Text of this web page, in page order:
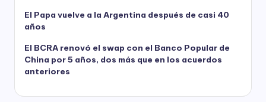
El Papa vuelve a la Argentina después de casi 40
años
El BCRA renovó el swap con el Banco Popular de
China por 5 años, dos más que en los acuerdos
anteriores